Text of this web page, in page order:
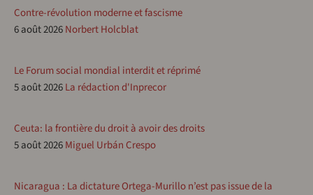
Contre-révolution moderne et fascisme
6 août 2026Norbert Holcblat
Le Forum social mondial interdit et réprimé
5 août 2026La rédaction d'Inprecor
Ceuta: la frontière du droit à avoir des droits
5 août 2026Miguel Urbán Crespo
Nicaragua : La dictature Ortega-Murillo n’est pas issue de la